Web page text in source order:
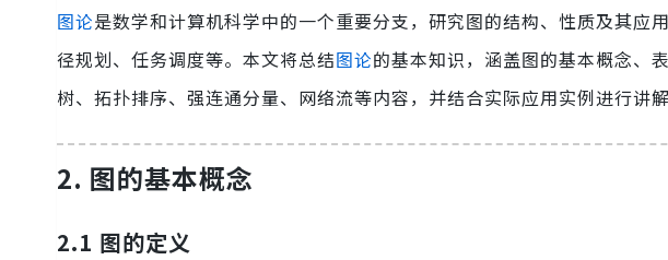
图论是数学和计算机科学中的一个重要分支，研究图的结构、性质及其应
径规划、任务调度等。本文将总结图论的基本知识，涵盖图的基本概念、
树、拓扑排序、强连通分量、网络流等内容，并结合实际应用实例进行讲解
2. 图的基本概念
2.1 图的定义